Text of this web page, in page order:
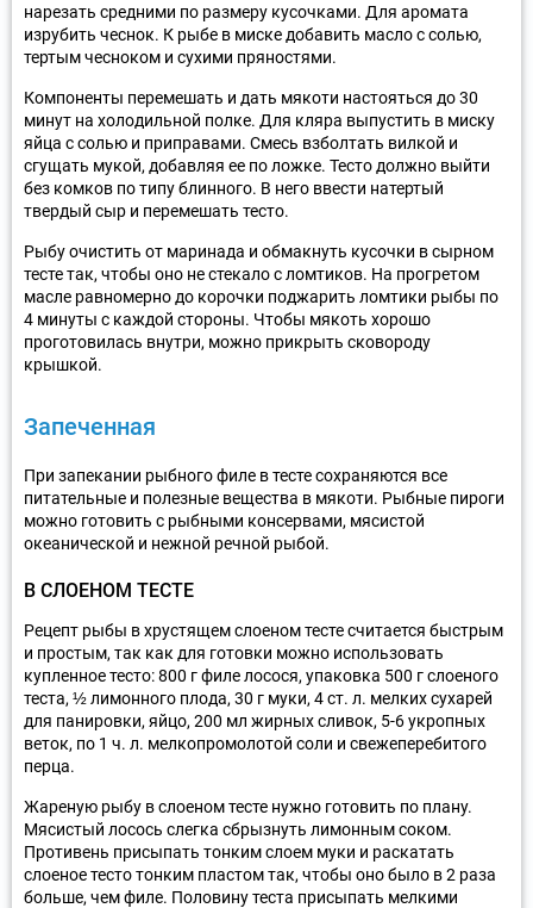
нарезать средними по размеру кусочками. Для аромата
изрубить чеснок. К рыбе в миске добавить масло с солью,
тертым чесноком и сухими пряностями.
Компоненты перемешать и дать мякоти настояться до 30
минут на холодильной полке. Для кляра выпустить в миску
яйца с солью и приправами. Смесь взболтать вилкой и
сгущать мукой, добавляя ее по ложке. Тесто должно выйти
без комков по типу блинного. В него ввести натертый
твердый сыр и перемешать тесто.
Рыбу очистить от маринада и обмакнуть кусочки в сырном
тесте так, чтобы оно не стекало с ломтиков. На прогретом
масле равномерно до корочки поджарить ломтики рыбы по
4 минуты с каждой стороны. Чтобы мякоть хорошо
проготовилась внутри, можно прикрыть сковороду
крышкой.
Запеченная
При запекании рыбного филе в тесте сохраняются все
питательные и полезные вещества в мякоти. Рыбные пироги
можно готовить с рыбными консервами, мясистой
океанической и нежной речной рыбой.
В СЛОЕНОМ ТЕСТЕ
Рецепт рыбы в хрустящем слоеном тесте считается быстрым
и простым, так как для готовки можно использовать
купленное тесто: 800 г филе лосося, упаковка 500 г слоеного
теста, ½ лимонного плода, 30 г муки, 4 ст. л. мелких сухарей
для панировки, яйцо, 200 мл жирных сливок, 5-6 укропных
веток, по 1 ч. л. мелкопромолотой соли и свежеперебитого
перца.
Жареную рыбу в слоеном тесте нужно готовить по плану.
Мясистый лосось слегка сбрызнуть лимонным соком.
Противень присыпать тонким слоем муки и раскатать
слоеное тесто тонким пластом так, чтобы оно было в 2 раза
больше, чем филе. Половину теста присыпать мелкими